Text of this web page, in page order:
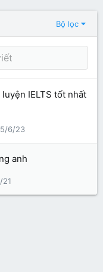
Bộ lọc
IELTS tốt nhất
6/23
anh
21